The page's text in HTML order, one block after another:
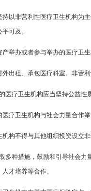
持以非营利性医疗卫生机构为
可及。
产举办或者参与举办的医疗卫
外出租、承包医疗科室。非营
医疗卫生机构应当坚持公益性
医疗卫生机构与社会力量合作
机构不得与其他组织投资设立
多种措施，鼓励和引导社会力
才培养等合作。